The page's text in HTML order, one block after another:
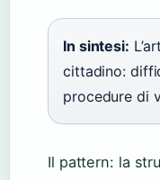
In sintesi:
cittadino:
procedure di
Il pattern: la